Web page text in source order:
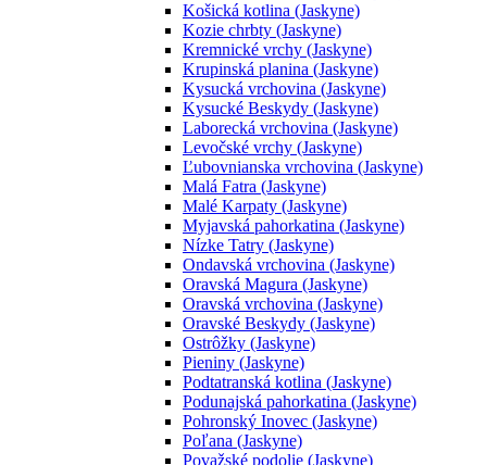
Košická kotlina (Jaskyne)
Kozie chrbty (Jaskyne)
Kremnické vrchy (Jaskyne)
Krupinská planina (Jaskyne)
Kysucká vrchovina (Jaskyne)
Kysucké Beskydy (Jaskyne)
Laborecká vrchovina (Jaskyne)
Levočské vrchy (Jaskyne)
Ľubovnianska vrchovina (Jaskyne)
Malá Fatra (Jaskyne)
Malé Karpaty (Jaskyne)
Myjavská pahorkatina (Jaskyne)
Nízke Tatry (Jaskyne)
Ondavská vrchovina (Jaskyne)
Oravská Magura (Jaskyne)
Oravská vrchovina (Jaskyne)
Oravské Beskydy (Jaskyne)
Ostrôžky (Jaskyne)
Pieniny (Jaskyne)
Podtatranská kotlina (Jaskyne)
Podunajská pahorkatina (Jaskyne)
Pohronský Inovec (Jaskyne)
Poľana (Jaskyne)
Považské podolie (Jaskyne)